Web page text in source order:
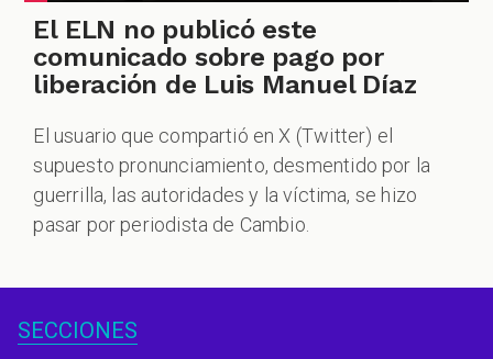
El ELN no publicó este
comunicado sobre pago por
liberación de Luis Manuel Díaz
El usuario que compartió en X (Twitter) el
supuesto pronunciamiento, desmentido por la
guerrilla, las autoridades y la víctima, se hizo
pasar por periodista de Cambio.
SECCIONES